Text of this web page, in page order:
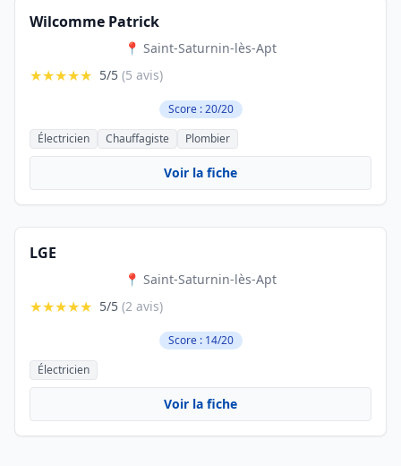
Wilcomme Patrick
📍 Saint-Saturnin-lès-Apt
★★★★★ 5/5 (5 avis)
Score : 20/20
Électricien
Chauffagiste Plombier
Voir la fiche
LGE
📍 Saint-Saturnin-lès-Apt
★★★★★ 5/5 (2 avis)
Score : 14/20
Électricien
Voir la fiche